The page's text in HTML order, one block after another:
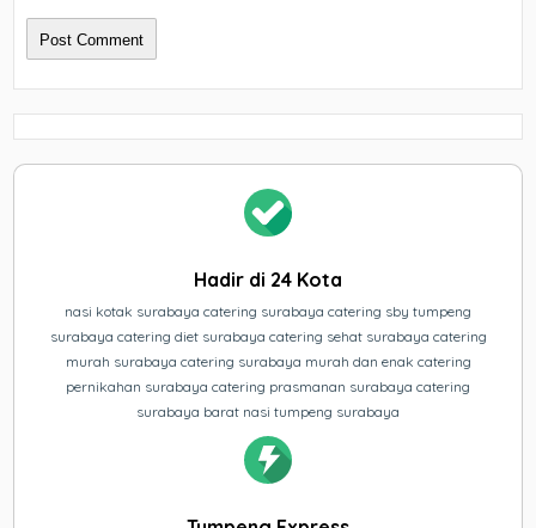
Hadir di 24 Kota
nasi kotak surabaya catering surabaya catering sby tumpeng
surabaya catering diet surabaya catering sehat surabaya catering
murah surabaya catering surabaya murah dan enak catering
pernikahan surabaya catering prasmanan surabaya catering
surabaya barat nasi tumpeng surabaya